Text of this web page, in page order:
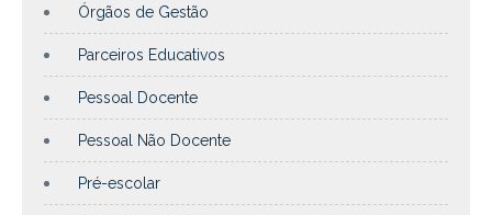
Órgãos de Gestão
Parceiros Educativos
Pessoal Docente
Pessoal Não Docente
Pré-escolar